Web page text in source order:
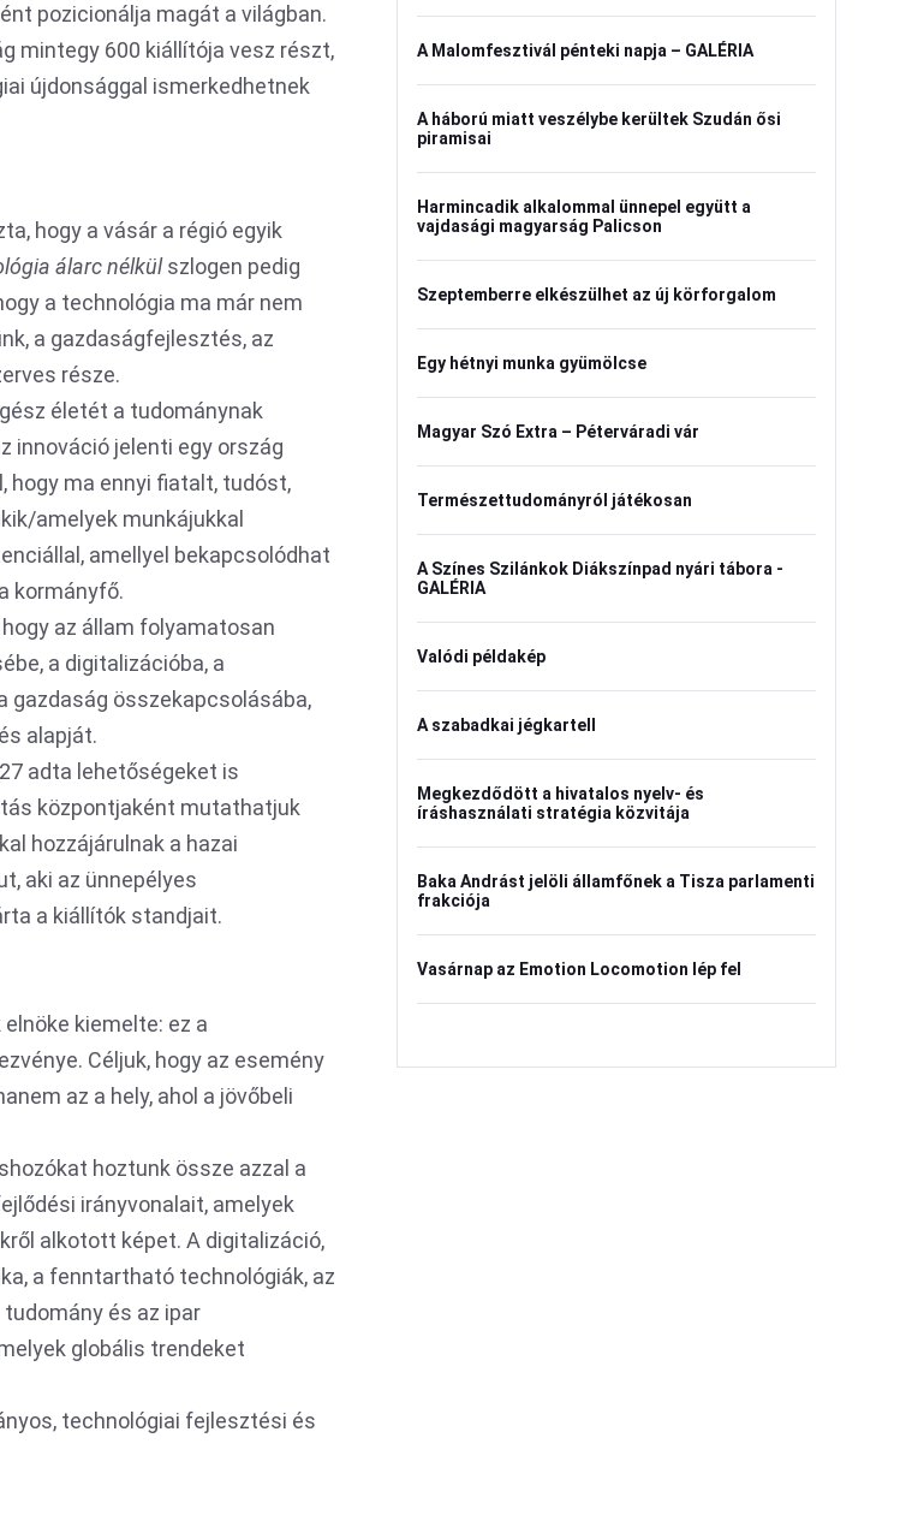
pozicionálja magát a világban.
mintegy 600 kiállítója vesz részt,
újdonsággal ismerkedhetnek
hogy a vásár a régió egyik
álarc nélkülszlogen pedig
a technológia ma már nem
a gazdaságfejlesztés, az
része.
életét a tudománynak
innováció jelenti egy ország
hogy ma ennyi fiatalt, tudóst,
amelyek munkájukkal
amellyel bekapcsolódhat
kormányfő.
az állam folyamatosan
a digitalizációba, a
gazdaság összekapcsolásába,
alapját.
adta lehetőségeket is
központjaként mutathatjuk
hozzájárulnak a hazai
aki az ünnepélyes
a kiállítók standjait.
kiemelte: ez a
Céljuk, hogy az esemény
az a hely, ahol a jövőbeli
hoztunk össze azzal a
irányvonalait, amelyek
alkotott képet. A digitalizáció,
a fenntartható technológiák, az
és az ipar
globális trendeket
technológiai fejlesztési és
A Malomfesztivál pénteki napja – GALÉRIA
A háború miatt veszélybe kerültek Szudán ősi
piramisai
Harmincadik alkalommal ünnepel együtt a
vajdasági magyarság Palicson
Szeptemberre elkészülhet az új körforgalom
Egy hétnyi munka gyümölcse
Magyar Szó Extra – Péterváradi vár
Természettudományról játékosan
A Színes Szilánkok Diákszínpad nyári tábora -
GALÉRIA
Valódi példakép
A szabadkai jégkartell
Megkezdődött a hivatalos nyelv- és
íráshasználati stratégia közvitája
Baka Andrást jelöli államfőnek a Tisza parlamenti
frakciója
Vasárnap az Emotion Locomotion lép fel